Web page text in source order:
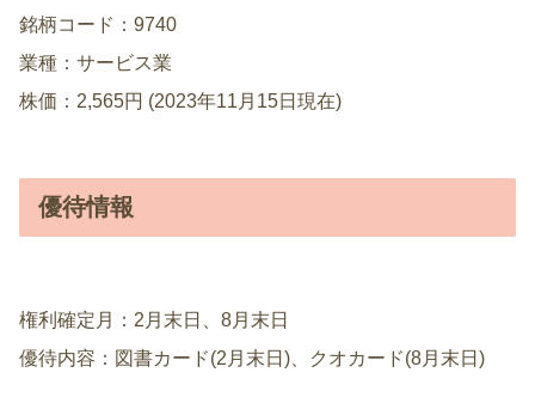
銘柄コード：9740
業種：サービス業
株価：2,565円 (2023年11月15日現在)
優待情報
権利確定月：2月末日、8月末日
優待内容：図書カード(2月末日)、クオカード(8月末日)